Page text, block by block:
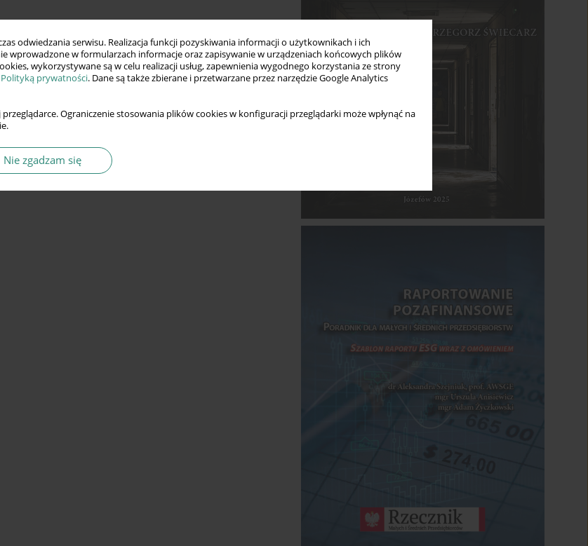
odwiedzania serwisu. Realizacja funkcji pozyskiwania informacji o użytkownikach i ich
wprowadzone w formularzach informacje oraz zapisywanie w urządzeniach końcowych plików
wykorzystywane są w celu realizacji usług, zapewnienia wygodnego korzystania ze strony
Polityką prywatności. Dane są także zbierane i przetwarzane przez narzędzie Google Analytics
Ograniczenie stosowania plików cookies w konfiguracji przeglądarki może wpłynąć na
Nie zgadzam się